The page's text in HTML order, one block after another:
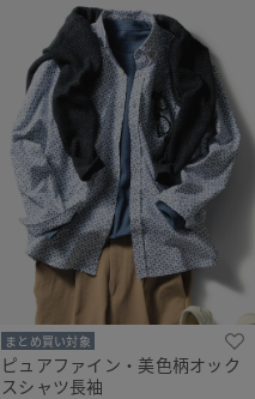
まとめ買い対象
ピュアファイン・美色柄オック
スシャツ長袖